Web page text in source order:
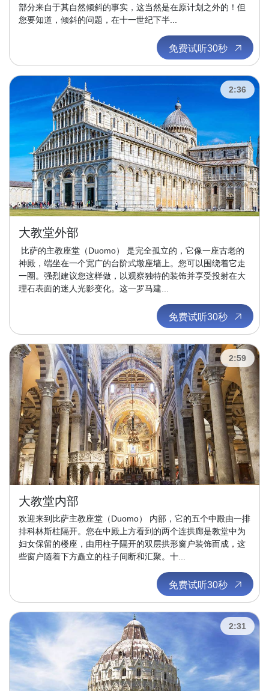
部分来自于其自然倾斜的事实，这当然是在原计划之外的！但
您要知道，倾斜的问题，在十一世纪下半...
免费试听30秒
2:36
大教堂外部
比萨的主教座堂（Duomo） 是完全孤立的，它像一座古老的
神殿，端坐在一个宽广的台阶式墩座墙上。您可以围绕着它走
一圈。强烈建议您这样做，以观察独特的装饰并享受投射在大
理石表面的迷人光影变化。这一罗马建...
免费试听30秒
2:59
大教堂内部
欢迎来到比萨主教座堂（Duomo） 内部，它的五个中殿由一排
排科林斯柱隔开。您在中殿上方看到的两个连拱廊是教堂中为
妇女保留的楼座，由用柱子隔开的双层拱形窗户装饰而成，这
些窗户随着下方矗立的柱子间断和汇聚。十...
免费试听30秒
2:31